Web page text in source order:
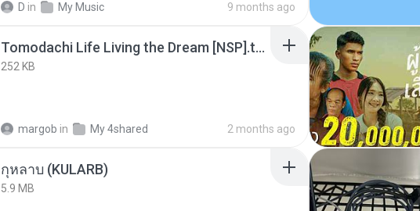
D in My Music 9 months ago
Tomodachi Life Living the Dream [NSP].torrent
252 KB
margob in My 4shared 2 months ago
กุหลาบ (KULARB)
5.9 MB